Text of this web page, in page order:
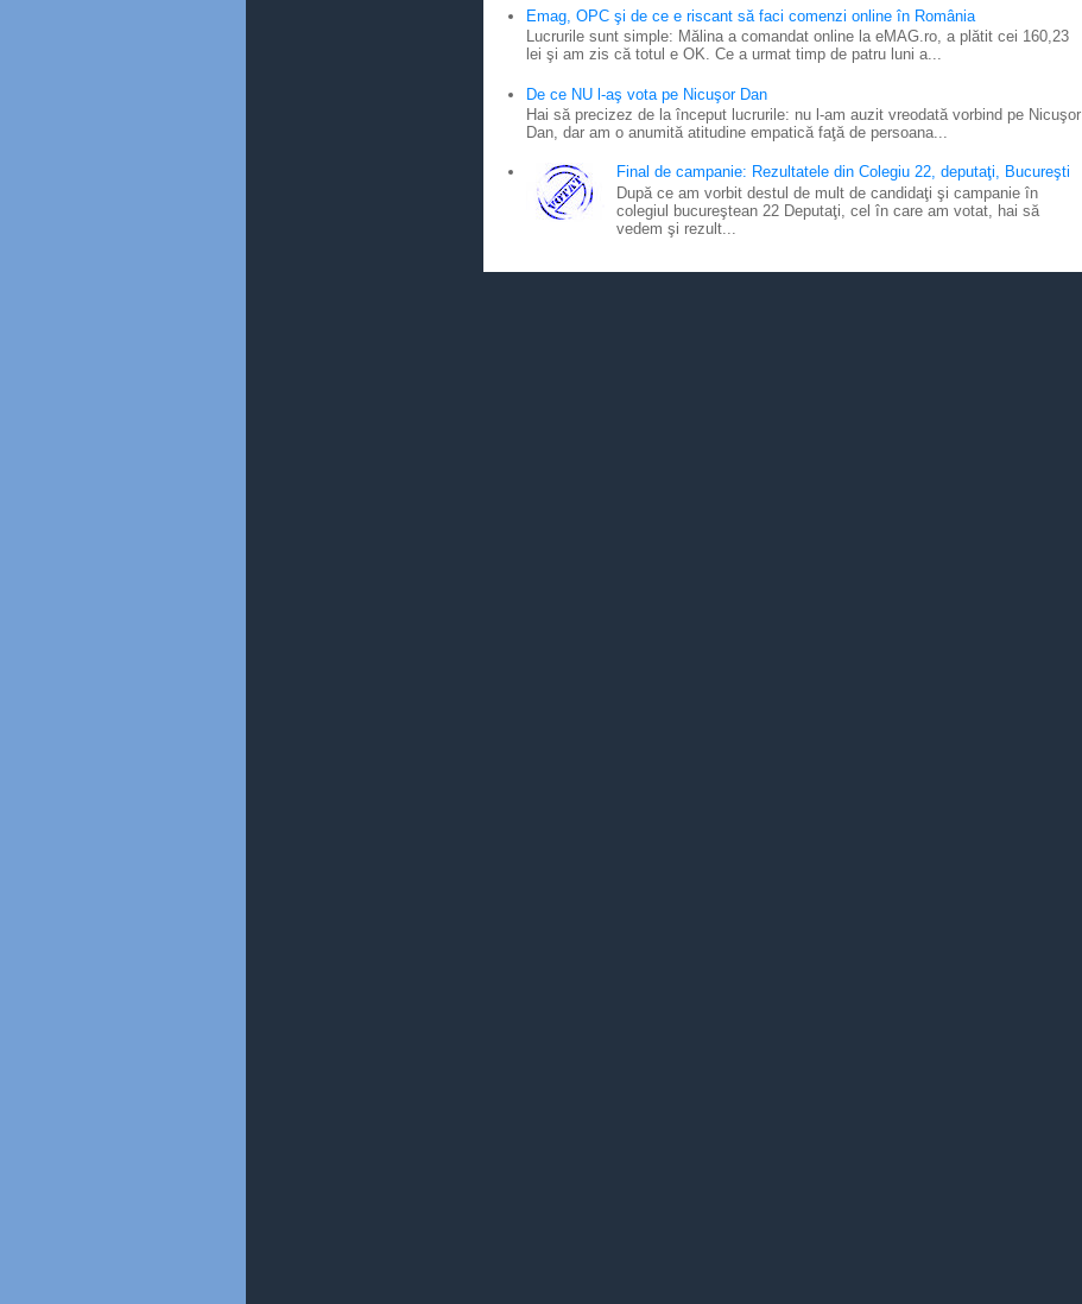
Emag, OPC şi de ce e riscant să faci comenzi online în România
Lucrurile sunt simple: Mălina a comandat online la eMAG.ro, a plătit cei 160,23
lei şi am zis că totul e OK. Ce a urmat timp de patru luni a...
De ce NU l-aş vota pe Nicuşor Dan
Hai să precizez de la început lucrurile: nu l-am auzit vreodată vorbind pe Nicuşor
Dan, dar am o anumită atitudine empatică faţă de persoana...
Final de campanie: Rezultatele din Colegiu 22, deputaţi, Bucureşti
După ce am vorbit destul de mult de candidaţi şi campanie în
colegiul bucureştean 22 Deputaţi, cel în care am votat, hai să
vedem şi rezult...